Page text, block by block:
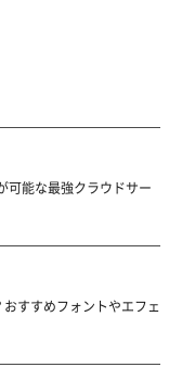
可能な最強クラウドサー
すすめフォントやエフェ